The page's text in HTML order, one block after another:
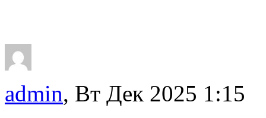
admin, Вт Дек 2025 1:15